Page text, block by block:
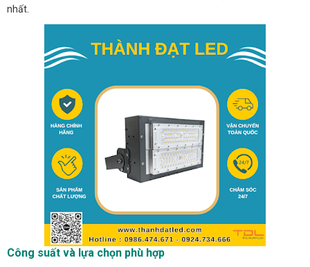
nhất.
Công suất và lựa chọn phù hợp